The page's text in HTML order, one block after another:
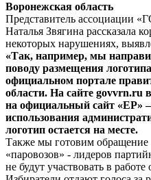
Воронежская область
Представитель ассоциации
Наталья Звягина рассказала
некоторых нарушениях,
«Так, например, мы
поводу размещения
официальном портале
области. На сайте govvrn.ru
на официальный сайт «ЕР»
использования
логотип остается на месте.
Также мы готовим обращение
«паровозов» - лидеров
не будут участвовать в